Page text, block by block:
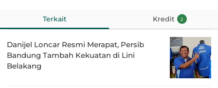
Terkait Kredit 2
Danijel Loncar Resmi Merapat, Persib
Bandung Tambah Kekuatan di Lini
Belakang